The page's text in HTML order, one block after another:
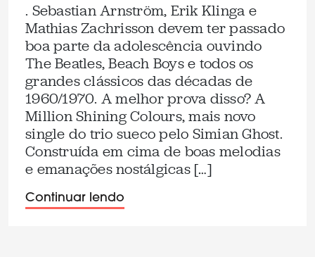
. Sebastian Arnström, Erik Klinga e
Mathias Zachrisson devem ter passado
boa parte da adolescência ouvindo
The Beatles, Beach Boys e todos os
grandes clássicos das décadas de
1960/1970. A melhor prova disso? A
Million Shining Colours, mais novo
single do trio sueco pelo Simian Ghost.
Construída em cima de boas melodias
e emanações nostálgicas […]
Continuar lendo